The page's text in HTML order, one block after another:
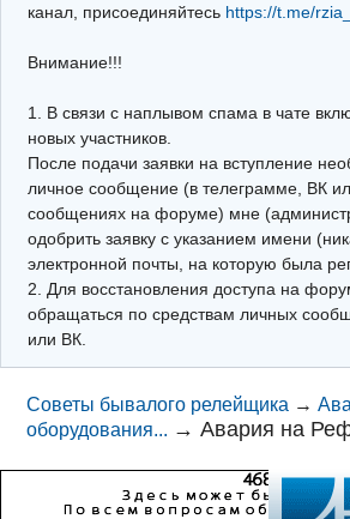
Архив
Почта
Поиск релейщика
Видео РЗиА
Фотохостинг
Телеграм
канал, присоединяйтесь https://t.me/
Внимание!!!
1. В связи с наплывом спама в чате
новых участников.
После подачи заявки на вступление
личное сообщение (в телеграмме, ВК
сообщениях на форуме) мне
одобрить заявку с указанием имени
электронной почты, на которую была
2. Для восстановления доступа на
обращаться по средствам личных
или ВК.
Советы бывалого релейщика →
оборудования... →Авария на